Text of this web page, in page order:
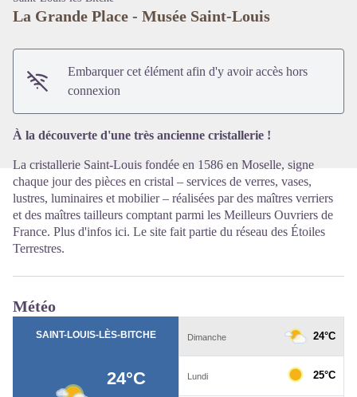
La Grande Place - Musée Saint-Louis
Embarquer cet élément afin d'y avoir accès hors
connexion
À la découverte d'une très ancienne cristallerie !
La cristallerie Saint-Louis fondée en 1586 en Moselle, signe
chaque jour des pièces en cristal – services de verres, vases,
lustres, luminaires et mobilier – réalisées par des maîtres verriers
et des maîtres tailleurs comptant parmi les Meilleurs Ouvriers de
France. Plus d'infos ici. Le site fait partie du réseau des Étoiles
Terrestres.
Météo